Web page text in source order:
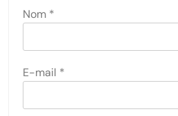
Nom *
E-mail *